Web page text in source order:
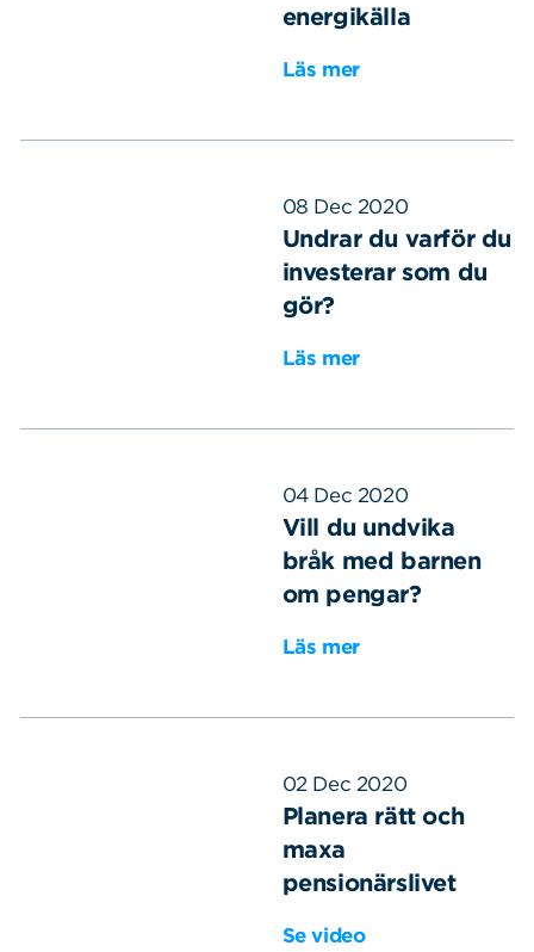
energikälla
Läs mer
08 Dec 2020
Undrar du varför du
investerar som du
gör?
Läs mer
04 Dec 2020
Vill du undvika
bråk med barnen
om pengar?
Läs mer
02 Dec 2020
Planera rätt och
maxa
pensionärslivet
Se video